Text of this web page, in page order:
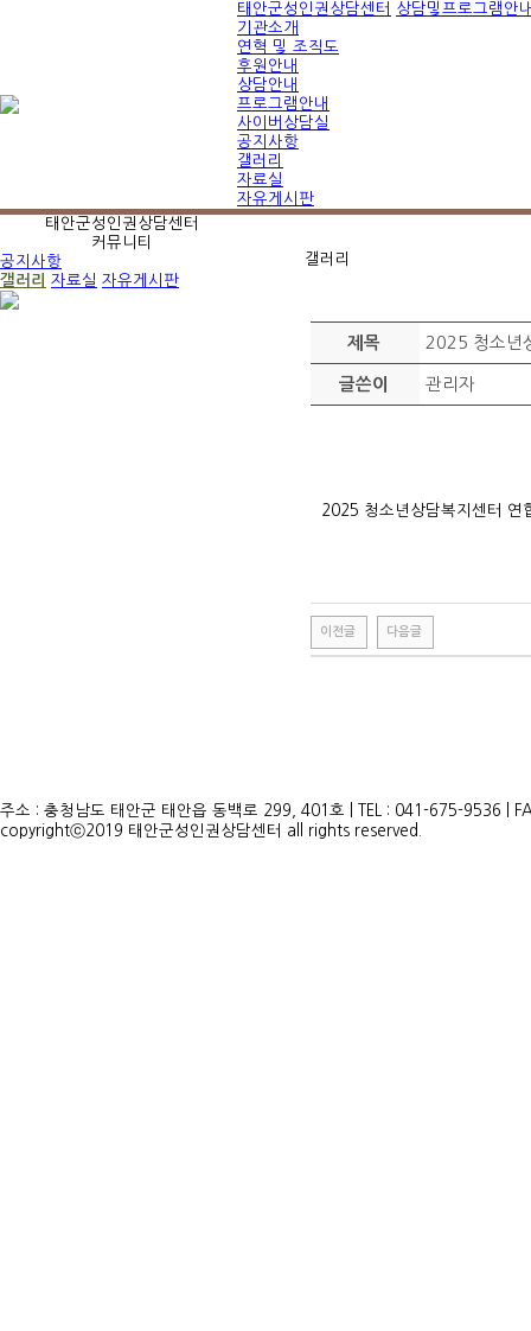
태안군성인권상담센터
상담및프로그램안
기관소개
연혁 및 조직도
후원안내
상담안내
프로그램안내
사이버상담실
공지사항
갤러리
자료실
자유게시판
태안군성인권상담센터
커뮤니티
공지사항
갤러리
자료실 자유게시판
갤러리
제목 2025 청소년
글쓴이 관리자
2025 청소년상담복지센터 연
이전글 다음글
주소 : 충청남도 태안군 태안읍 동백로 299, 401호 | TEL : 041-675-9536 |
copyrightⓒ2019 태안군성인권상담센터 all rights reserved.